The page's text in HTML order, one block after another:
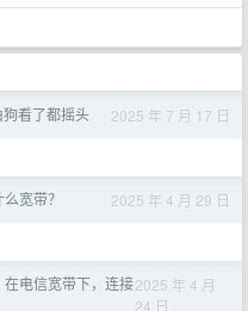
看了都摇头 2025 年 7 月 17 日
么宽带？ 2025 年 4 月 29 日
在电信宽带下，连接2025 年 4 月
24 日